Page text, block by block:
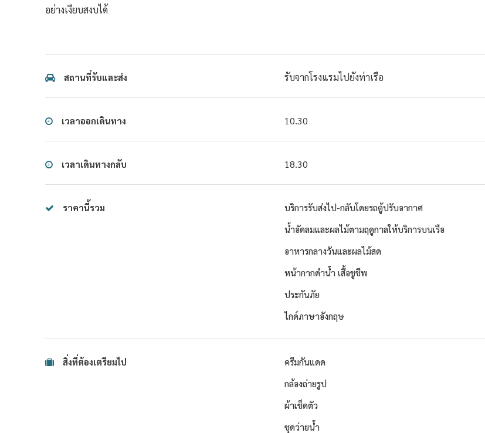
อย่างเงียบสงบได้
สถานที่รับและส่ง รับจากโรงแรมไปยังท่าเรือ
เวลาออกเดินทาง 10.30
เวลาเดินทางกลับ 18.30
ราคานี้รวม
บริการรับส่งไป-กลับโดยรถตู้ปรับอากาศ
น้ำอัดลมและผลไม้ตามฤดูกาลให้บริการบนเรือ
อาหารกลางวันและผลไม้สด
หน้ากากดำน้ำ เสื้อชูชีพ
ประกันภัย
ไกด์ภาษาอังกฤษ
สิ่งที่ต้องเตรียมไป
ครีมกันแดด
กล้องถ่ายรูป
ผ้าเช็ดตัว
ชุดว่ายน้ำ